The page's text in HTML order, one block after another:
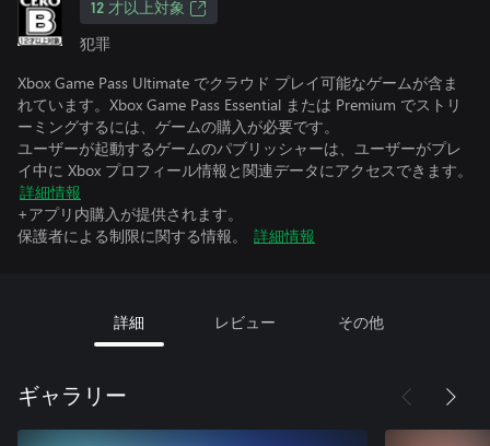
12 才以上対象
犯罪
Xbox Game Pass Ultimate でクラウド プレイ可能なゲームが含ま
れています。Xbox Game Pass Essential または Premium でストリ
ーミングするには、ゲームの購入が必要です。
ユーザーが起動するゲームのパブリッシャーは、ユーザーがプレ
イ中に Xbox プロフィール情報と関連データにアクセスできます。
詳細情報
+アプリ内購入が提供されます。
保護者による制限に関する情報。
詳細情報
詳細 レビュー その他
ギャラリー